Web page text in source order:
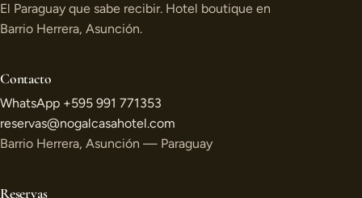
El Paraguay que sabe recibir. Hotel boutique en
Barrio Herrera, Asunción.
Contacto
WhatsApp +595 991 771353
reservas@nogalcasahotel.com
Barrio Herrera, Asunción — Paraguay
Reservas